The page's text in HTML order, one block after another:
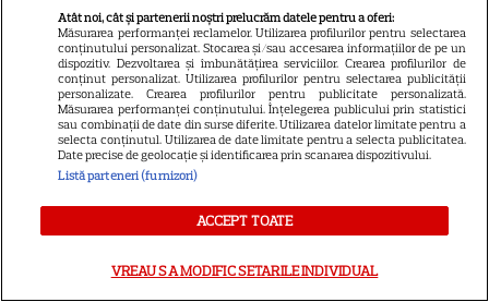
„Diavolul se îmbracă de la
Prada 2” s-a lansat pe Disney+.
Meryl Streep și Anne
Hathaway revin la revista
Runway
VEDETE STRĂINE
Meryl Streep, gest
Hathaway și Emily Blunt la
„Diavolul se îmbracă de la
Atât noi, cât și partenerii noștri prelucrăm datele pentru a oferi:
Măsurarea performanței reclamelor. Utilizarea profilurilor pentru selectarea
conținutului personalizat. Stocarea și/sau accesarea informațiilor de pe un
dispozitiv. Dezvoltarea și îmbunătățirea serviciilor. Crearea profilurilor de
conținut personalizat. Utilizarea profilurilor pentru selectarea publicității
personalizate. Crearea profilurilor pentru publicitate personalizată.
Măsurarea performanței conținutului. Înțelegerea publicului prin statistici
sau combinații de date din surse diferite. Utilizarea datelor limitate pentru a
selecta conținutul. Utilizarea de date limitate pentru a selecta publicitatea.
Date precise de geolocație și identificarea prin scanarea dispozitivului.
Listă parteneri (furnizori)
ACCEPT TOATE
VREAU SA MODIFIC SETARILE INDIVIDUAL